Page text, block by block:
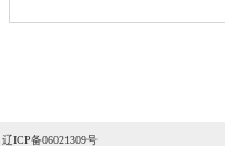
辽ICP备06021309号